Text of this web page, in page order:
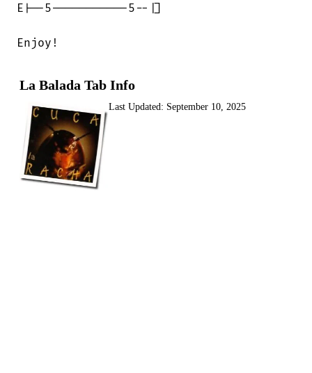
E|--5-----------5--|]
Enjoy!
La Balada Tab Info
Last Updated: September 10, 2025